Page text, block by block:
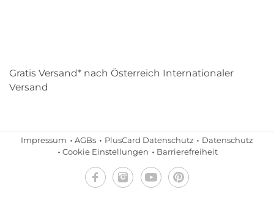
Gratis Versand* nach Österreich Internationaler
Versand
Impressum AGBs PlusCard Datenschutz
Datenschutz
Cookie Einstellungen
Barrierefreiheit